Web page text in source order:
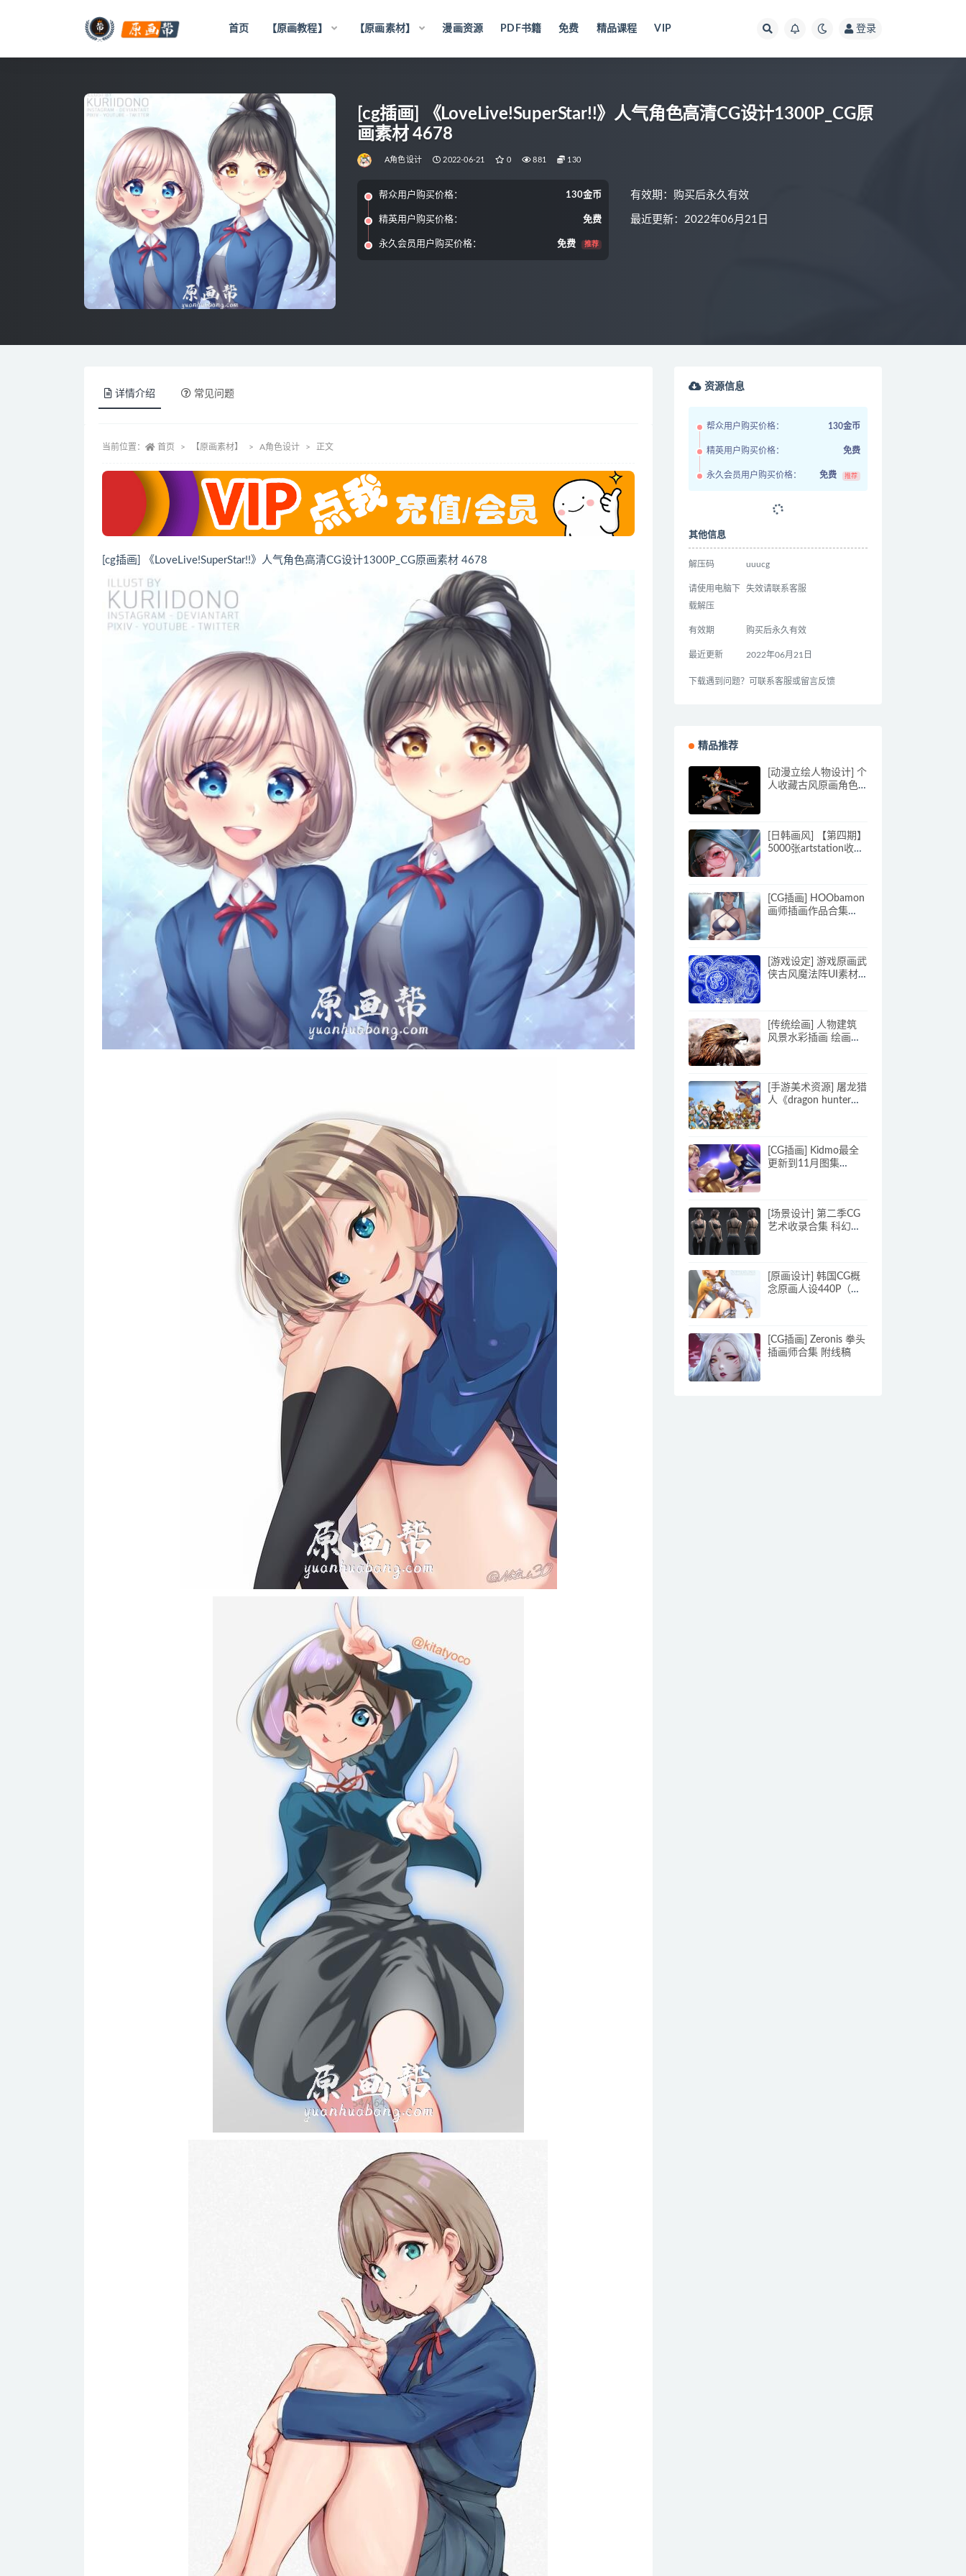
首页 【原画教程】 【原画素材】 漫画资源 PDF书籍 免费 精品课程 VIP 登录
[cg插画] 《LoveLive!SuperStar!!》人气角色高清CG设计1300P_CG原
画素材 4678
A角色设计 2022-06-21 0 881 130
帮众用户购买价格： 130金币
精英用户购买价格： 免费
永久会员用户购买价格： 免费 推荐
有效期：购买后永久有效
最近更新：2022年06月21日
详情介绍 常见问题
当前位置： 首页 【原画素材】 A角色设计 正文
[cg插画] 《LoveLive!SuperStar!!》人气角色高清CG设计1300P_CG原画素材 4678
资源信息
帮众用户购买价格： 130金币
精英用户购买价格： 免费
永久会员用户购买价格： 免费 推荐
其他信息
解压码 uuucg
请使用电脑下
载解压
失效请联系客服
有效期 购买后永久有效
最近更新 2022年06月21日
下载遇到问题？可联系客服或留言反馈
精品推荐
[动漫立绘人物设计] 个
人收藏古风原画角色
[日韩画风] 【第四期】
5000张artstation收集
[CG插画] HOObamon
画师插画作品合集
[游戏设定] 游戏原画武
侠古风魔法阵UI素材
[传统绘画] 人物建筑
风景水彩插画 绘画设
[手游美术资源] 屠龙猎
人《dragon hunter》
[CG插画] Kidmo最全
更新到11月图集
[场景设计] 第二季CG
艺术收录合集 科幻次
[原画设计] 韩国CG概
念原画人设440P（个
[CG插画] Zeronis 拳头
插画师合集 附线稿